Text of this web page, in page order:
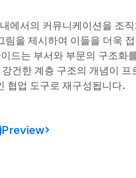
에서의 커뮤니케이션을 조
을 제시하여 이들을 더욱
드는 부서와 부문의 구조화
건한 계층 구조의 개념이 프
협업 도구로 재구성됩니다.
Preview